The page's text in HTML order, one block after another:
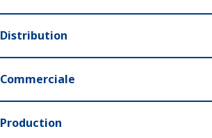
Distribution
Commerciale
Production